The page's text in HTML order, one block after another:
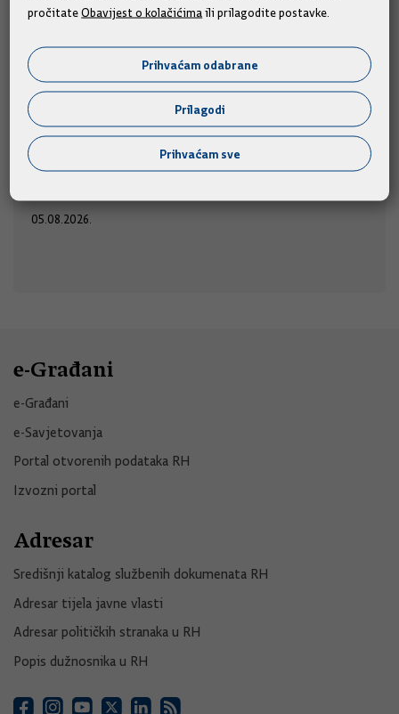
obljetnice "Oluje"
Predsjednik Vlade Andrej Plenković i članovi Vlade
sudjelovat će na obilježavanju Dana pobjede i
domovinske zahvalnosti, Dana hrvatskih branitelja i 31.
obljetnice Vojno-redarstvene operacije "Oluja",
05.08.2026.
e-Građani
e-Građani
e-Savjetovanja
Portal otvorenih podataka RH
Izvozni portal
Adresar
Središnji katalog službenih dokumenata RH
Adresar tijela javne vlasti
Adresar političkih stranaka u RH
Popis dužnosnika u RH
pročitateObavijest o kolačićima ili prilagodite postavke.
Prihvaćam odabrane
Prilagodi
Prihvaćam sve